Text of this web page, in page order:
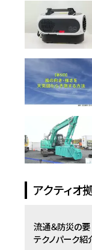
アクティオ
流通＆防災の要
テクノパーク紹